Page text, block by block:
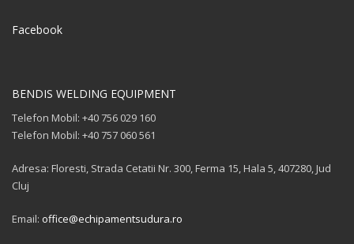
Facebook
BENDIS WELDING EQUIPMENT
Telefon Mobil: +40 756 029 160
Telefon Mobil: +40 757 060 561
Adresa: Floresti, Strada Cetatii Nr. 300, Ferma 15, Hala 5, 407280, Jud
Cluj
Email: office@echipamentsudura.ro